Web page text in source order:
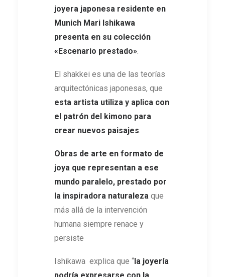
joyera japonesa residente en
Munich Mari Ishikawa
presenta en su colección
«Escenario prestado».
El shakkei es una de las teorías
arquitectónicas japonesas, que
esta artista utiliza y aplica con
el patrón del kimono para
crear nuevos paisajes.
Obras de arte en formato de
joya que representan a ese
mundo paralelo, prestado por
la inspiradora naturaleza que
más allá de la intervención
humana siempre renace y
persiste
Ishikawa explica que “la joyería